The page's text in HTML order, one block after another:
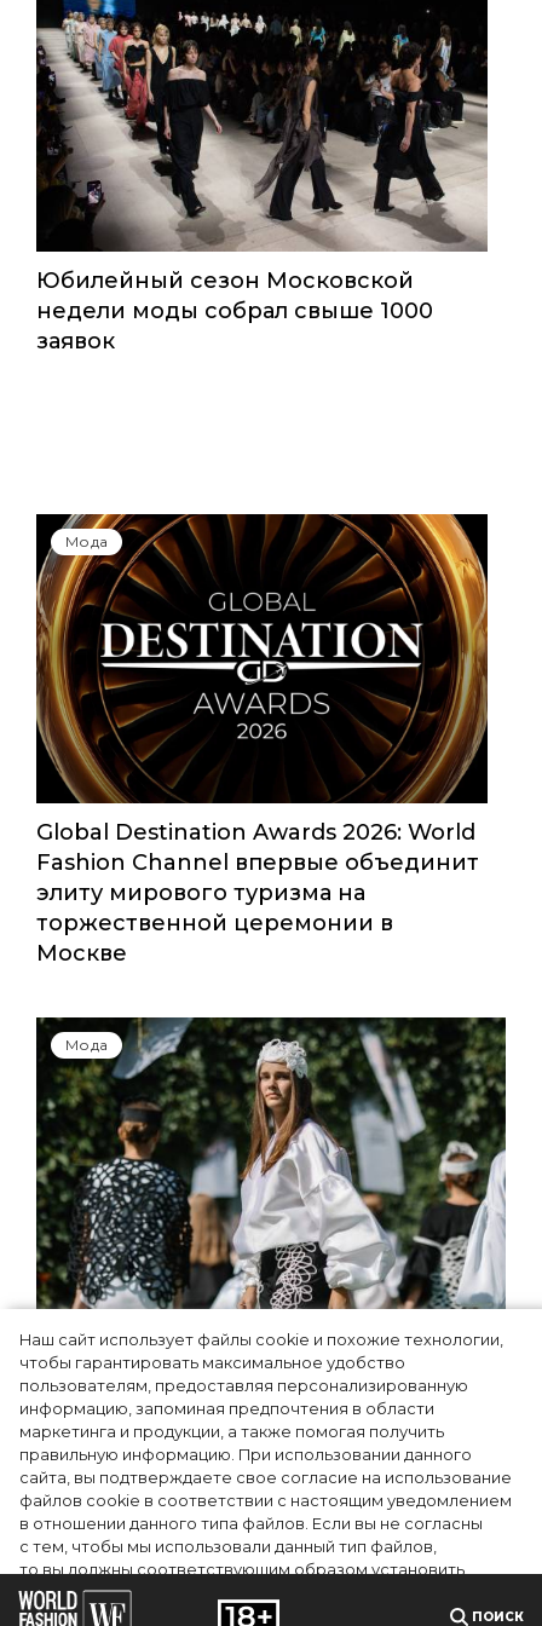
Наш сайт использует файлы cookie и похожие технологии,
чтобы гарантировать максимальное удобство
пользователям, предоставляя персонализированную
информацию, запоминая предпочтения в области
маркетинга и продукции, а также помогая получить
правильную информацию. При использовании данного
сайта, вы подтверждаете свое согласие на использование
файлов cookie в соответствии с настоящим уведомлением
в отношении данного типа файлов. Если вы не согласны
с тем, чтобы мы использовали данный тип файлов,
то вы должны соответствующим образом установить
настройки вашего браузера или не использовать сайт wfc.tv
Юбилейный сезон Московской
недели моды собрал свыше 1000
заявок
Мода
Global Destination Awards 2026: World
Fashion Channel впервые объединит
элиту мирового туризма на
торжественной церемонии в
Москве
Мода
Показы для души: как Алтай стал новой
точкой на карте российской моды —
Там, где вдохновение само находит
дизайнера
ПОИСК